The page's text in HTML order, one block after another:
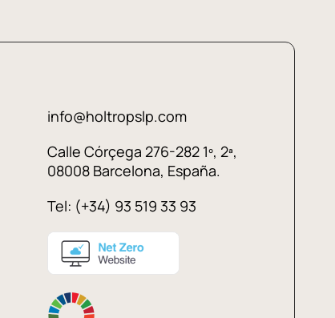
info@holtropslp.com
Calle Córçega 276-282 1º, 2ª,
08008 Barcelona, España.
Tel: (+34) 93 519 33 93